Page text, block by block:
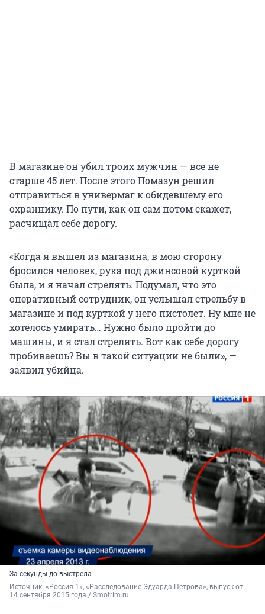
В магазине он убил троих мужчин — все не
старше 45 лет. После этого Помазун решил
отправиться в универмаг к обидевшему его
охраннику. По пути, как он сам потом скажет,
расчищал себе дорогу.
«Когда я вышел из магазина, в мою сторону
бросился человек, рука под джинсовой курткой
была, и я начал стрелять. Подумал, что это
оперативный сотрудник, он услышал стрельбу в
магазине и под курткой у него пистолет. Ну мне не
хотелось умирать… Нужно было пройти до
машины, и я стал стрелять. Вот как себе дорогу
пробиваешь? Вы в такой ситуации не были», —
заявил убийца.
За секунды до выстрела
Источник: «Россия 1», «Расследование Эдуарда Петрова», выпуск от
14 сентября 2015 года / Smotrim.ru